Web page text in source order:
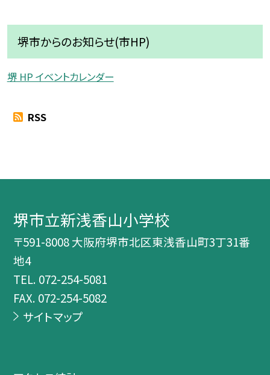
堺市からのお知らせ(市HP)
堺 HP イベントカレンダー
RSS
堺市立新浅香山小学校
〒591-8008 大阪府堺市北区東浅香山町3丁31番
地4
TEL. 072-254-5081
FAX. 072-254-5082
サイトマップ